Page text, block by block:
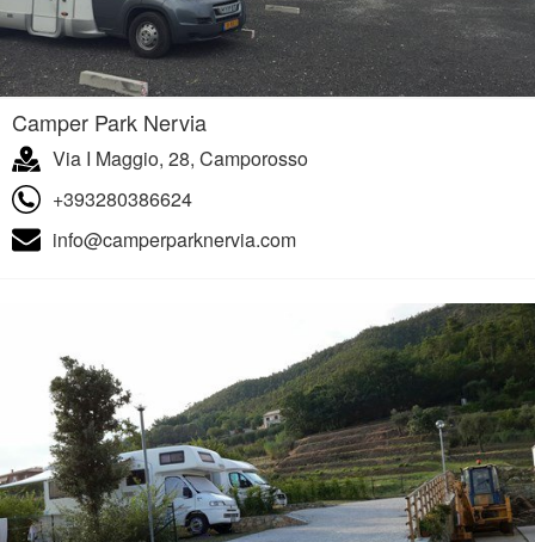
Camper Park Nervia
Via I Maggio, 28, Camporosso
+393280386624
info@camperparknervia.com